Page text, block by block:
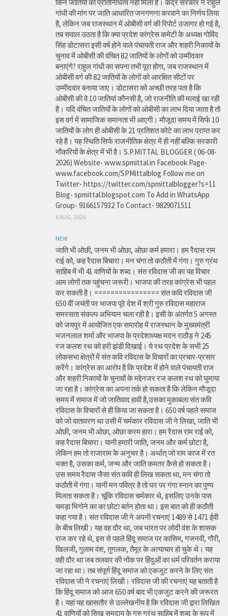
किन जातियों को प्रतिनिधित्व नहीं मिला है। केंद्र सरकार ने राहुल
गांधी की मांग पर जाति आधारित जनगणना करवाने का निर्णय लिया
है, लेकिन जब राजस्थान में ओबीसी वर्ग की रिपोर्ट उजागर हो गई है,
तब सवाल उठता है कि क्या प्रदेश कांग्रेस कमेटी के अध्यक्ष गोविंद
सिंह डोटासरा इसी वर्ष होने वाले पंचायती राज और शहरी निकायों के
चुनाव में ओबीसी की वंचित 82 जातियों के लोगों को उम्मीदवार
बनाएंगे? राहुल गांधी का सपना तभी पूरा होगा, जब राजस्थान में
ओबीसी वर्ग की 82 जातियों के लोगों को आरक्षित सीटों पर
उम्मीदवार बनाया जाए। डोटासरा को अच्छी तरह पता है कि
ओबीसी की वे 10 जातियां कौनसी है, जो राजनीति की मलाई खा रही
है। यदि वंचित जातियों के लोगों को ओबीसी का लाभ दिया जाता है तो
इस वर्ग में सामाजिक समानता भी आएगी। मौजूदा समय में सिर्फ 10
जातियों के लोग ही ओबीसी के 21 प्रतिशत कोटे का लाभ प्राप्त कर
रहे है। यह स्थिति सिर्फ राजनीतिक क्षेत्र में ही नहीं बल्कि सरकारी
नौकरियों के क्षेत्र में भी है। S.P.MITTAL BLOGGER ( 06-08-
2026) Website- www.spmittal.in Facebook Page-
www.facebook.com/SPMittalblog Follow me on
Twitter- https://twitter.com/spmittalblogger?s=11
Blog- spmittal.blogspot.com To Add in WhatsApp
Group- 9166157932 To Contact- 9829071511
6 AUG, 2026
NEW
जाति भी ओछी, जनम भी ओछा, ओछा कर्म हमारा। हम रैदास राम
राई को, कह रैदास बिचारा। मन चंगा तो कठौती में गंगा। गुरु ग्रंथ
साहिब में भी 41 वाणियों के शब्द। संत रविदास जी का यह विचार
आम लोगों तक पहुंचना जरूरी। भाजपा की तरह कांग्रेस भी पहल
कर सकती है। ================ संत कवि रविदास जी
650 वीं जयंती पर भाजपा पूरे देश में श्री गुरु रविदास महाराज
समरसता संकल्प अभियान चला रही है। इसी के अंतर्गत 5 अगस्त
को जयपुर में आयोजित एक समारोह में राजस्थान के मुख्यमंत्री
भजनलाल शर्मा और भाजपा के प्रदेशाध्यक्ष मदन राठौड़ ने 245
रज कलश रथ को हरी झंडी दिखाई। ये रथ प्रदेश के सभी 25
लोकसभा क्षेत्रों में संत कवि रविदास के विचारों का प्रचार-प्रसार
करेंगे। कांग्रेस का आरोप है कि प्रदेश में होने वाले पंचायती राज
और शहरी निकायों के चुनावों के मद्देनजर रज कलश रथ को घुमाया
जा रहा है। कांग्रेस का अपना तर्क हो सकता है कि लेकिन मौजूदा
समय में समाज में जो जातिवाद हावी है,उसका मुकाबला संत कवि
रविदास के विचारों से ही किया जा सकता है। 650 वर्ष पहले समाज
को जो वातावरण था उसी में चर्मकार रविदास जी ने लिखा, जाति भी
ओछी, जनम भी ओछा, ओछा करम हारा। हम रैदास राम राई को,
कह रैदास बिचारा। यानी हमारी जाति, जनम और कर्म छोटा है,
लेकिन हम तो राजाराम के अनुचर है। अर्थात् जो राम काज में रत
भक्त है, उसका कर्म, जन्म और जाति कमतर कैसे हो सकता है।
उस समय रैदास जैसा संत कवि ही लिख सकता था, मन चंगा तो
कठौती में गंगा। यानी मन पवित्र है तो घर पर गंगा स्नान का पुण्य
मिलता सकता है। चूंकि रविदास चर्मकार थे, इसलिए उनके पास
चमड़ा भिगोने का का छोटा बर्तन होता था। इस बात को ही कठौती
कहा गया है। संत रविदास जी ने अपनी रचनाएं 1489 से 1471 ईवी
के बीच लिखी। यह वह दौर था, जब भारत पर लोदी वंश के शासक
राज कर रहे थे, इस से पहले हिंदू समाज पर कासिम, गजनवी, गौरी,
खिलजी, गुलाम वंश, तुगलक, तैमूर के अत्याचार हो चुके थे। यह
वही दौर था जब तलवार की नोंक पर हिंदुओं का धर्म परिवर्तन कराया
जा रहा था। तब संपूर्ण हिंदू समाज को एकजुट करने के लिए संत
रविदास जी ने रचनाएं लिखी। रविदास जी की रचनाएं यह बताती है
कि हिंदू समाज को आज 650 वर्ष बाद भी एकजुट करने की जरूरत
है। यहां यह खासतौर से उल्लेखनीय है कि रविदास जी द्वारा लिखित
41 वाणियोंं को सिख समुदाय के गुरु ग्रंथ साहिब में शब्द के रूप में